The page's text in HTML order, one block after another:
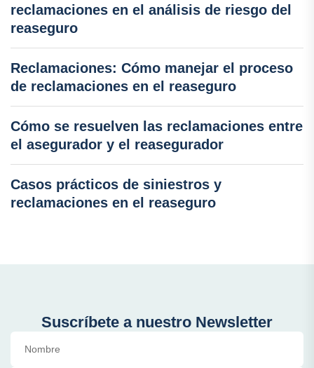
reclamaciones en el análisis de riesgo del
reaseguro
Reclamaciones: Cómo manejar el proceso
de reclamaciones en el reaseguro
Cómo se resuelven las reclamaciones entre
el asegurador y el reasegurador
Casos prácticos de siniestros y
reclamaciones en el reaseguro
Suscríbete a nuestro Newsletter